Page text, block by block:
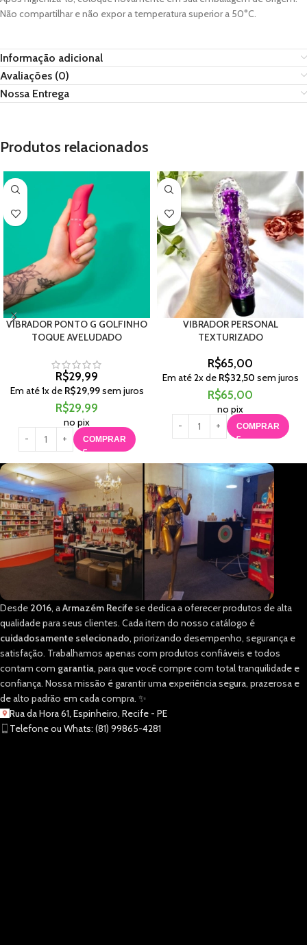
Não compartilhar e não expor a temperatura superior a 50°C.
Informação adicional
Avaliações (0)
Nossa Entrega
Produtos relacionados
VIBRADOR PONTO G GOLFINHO
TOQUE AVELUDADO
R$29,99
Em até1x de R$29,99sem juros
R$29,99
no pix
COMPRAR
VIBRADOR PERSONAL
TEXTURIZADO
R$65,00
Em até2x de R$32,50 sem juros
R$65,00
no pix
COMPRAR
Desde 2016, aArmazém Recifese dedica a oferecer produtos de alta
qualidade para seus clientes. Cada item do nosso catálogo é
cuidadosamente selecionado, priorizando desempenho, segurança e
satisfação. Trabalhamos apenas com produtos confiáveis e todos
contam com garantia, para que você compre com total tranquilidade e
confiança. Nossa missão é garantir uma experiência segura, prazerosa e
de alto padrão em cada compra. ✨
Rua da Hora 61, Espinheiro, Recife - PE
Telefone ou Whats: (81) 99865-4281